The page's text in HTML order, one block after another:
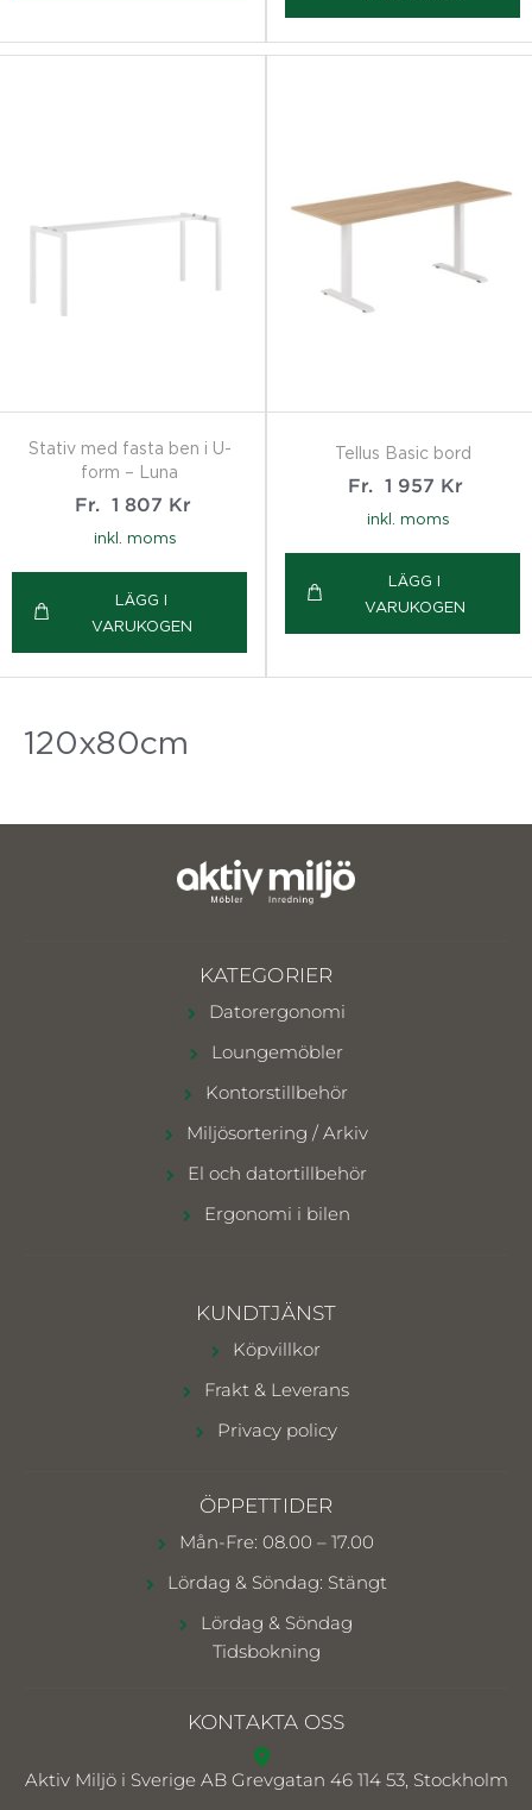
Stativ med fasta ben i U-
form – Luna
Fr.
1 807 Kr
inkl. moms
LÄGG I
VARUKOGEN
Tellus Basic bord
Fr.
1 957 Kr
inkl. moms
LÄGG I
VARUKOGEN
120x80cm
KATEGORIER
Datorergonomi
Loungemöbler
Kontorstillbehör
Miljösortering / Arkiv
El och datortillbehör
Ergonomi i bilen
KUNDTJÄNST
Köpvillkor
Frakt & Leverans
Privacy policy
ÖPPETTIDER
Mån-Fre: 08.00 – 17.00
Lördag & Söndag: Stängt
Lördag & Söndag
Tidsbokning
KONTAKTA OSS
Aktiv Miljö i Sverige AB Grevgatan 46 114 53, Stockholm